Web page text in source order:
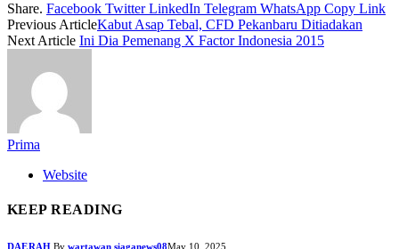
Share. Facebook Twitter LinkedIn Telegram WhatsApp Copy Link
Previous ArticleKabut Asap Tebal, CFD Pekanbaru Ditiadakan
Next Article Ini Dia Pemenang X Factor Indonesia 2015
Prima
Website
KEEP READING
DAERAH By wartawan siaganews08May 10, 2025